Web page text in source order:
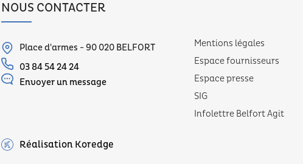
NOUS CONTACTER
Place d'armes - 90 020 BELFORT
03 84 54 24 24
Envoyer un message
Mentions légales
Espace fournisseurs
Espace presse
SIG
Infolettre Belfort Agit
Réalisation Koredge